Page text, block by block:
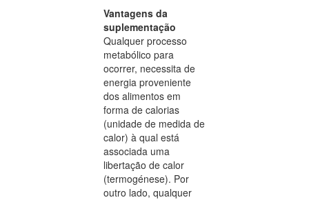
Vantagens da
suplementação
Qualquer processo
metabólico para
ocorrer, necessita de
energia proveniente
dos alimentos em
forma de calorias
(unidade de medida de
calor) à qual está
associada uma
libertação de calor
(termogénese). Por
outro lado, qualquer